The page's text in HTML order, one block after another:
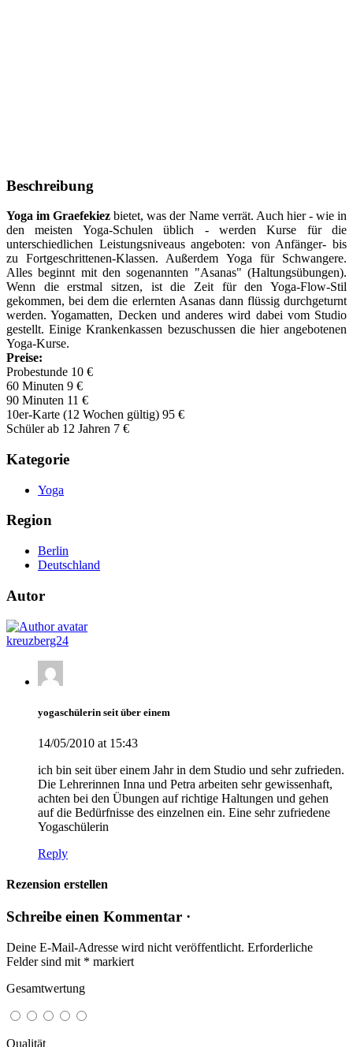
Beschreibung
Yoga im Graefekiez bietet, was der Name verrät. Auch hier - wie in
den meisten Yoga-Schulen üblich - werden Kurse für die
unterschiedlichen Leistungsniveaus angeboten: von Anfänger- bis
zu Fortgeschrittenen-Klassen. Außerdem Yoga für Schwangere.
Alles beginnt mit den sogenannten "Asanas" (Haltungsübungen).
Wenn die erstmal sitzen, ist die Zeit für den Yoga-Flow-Stil
gekommen, bei dem die erlernten Asanas dann flüssig durchgeturnt
werden. Yogamatten, Decken und anderes wird dabei vom Studio
gestellt. Einige Krankenkassen bezuschussen die hier angebotenen
Yoga-Kurse.
Preise:
Probestunde 10 €
60 Minuten 9 €
90 Minuten 11 €
10er-Karte (12 Wochen gültig) 95 €
Schüler ab 12 Jahren 7 €
Kategorie
Yoga
Region
Berlin
Deutschland
Autor
kreuzberg24
yogaschülerin seit über einem
14/05/2010 at 15:43
ich bin seit über einem Jahr in dem Studio und sehr zufrieden.
Die Lehrerinnen Inna und Petra arbeiten sehr gewissenhaft,
achten bei den Übungen auf richtige Haltungen und gehen
auf die Bedürfnisse des einzelnen ein. Eine sehr zufriedene
Yogaschülerin
Reply
Rezension erstellen
Schreibe einen Kommentar ·
Deine E-Mail-Adresse wird nicht veröffentlicht. Erforderliche
Felder sind mit * markiert
Gesamtwertung
Qualität